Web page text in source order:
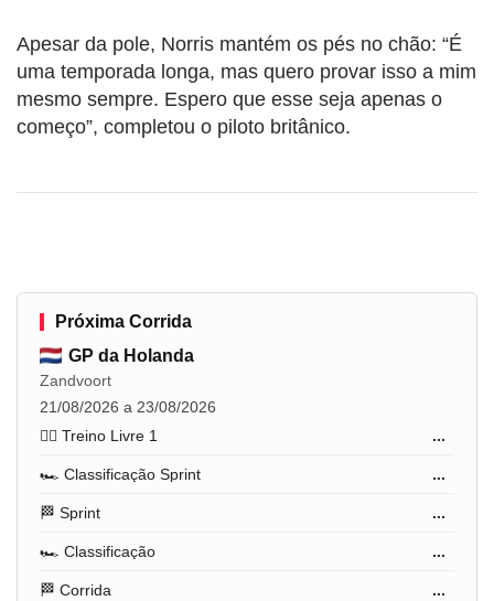
Apesar da pole, Norris mantém os pés no chão: “É
uma temporada longa, mas quero provar isso a mim
mesmo sempre. Espero que esse seja apenas o
começo”, completou o piloto britânico.
Próxima Corrida
GP da Holanda
Zandvoort
21/08/2026 a 23/08/2026
🏋️‍♂️ Treino Livre 1
...
🏎️ Classificação Sprint ...
🏁 Sprint ...
🏎️ Classificação ...
🏁 Corrida ...